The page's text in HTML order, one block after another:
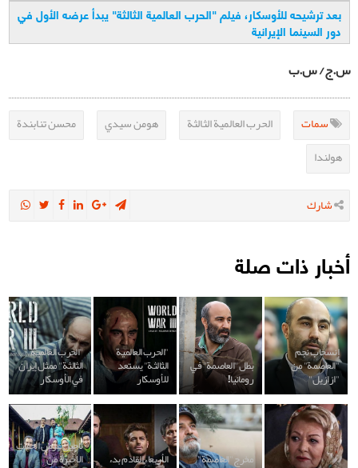
بعد ترشيحه للأوسكار، فيلم "الحرب العالمية الثالثة" يبدأ عرضه الأول في
دور السينما الإيرانية
س.ج/ س.ب
سمات الحرب العالمية الثالثة هومن سيدي
محسن تنابندة
هولندا
شارك
أخبار ذات صلة
إنسحاب نجم
"العاصمة" من
"ازازيل"
بطل "العاصمة" في
رومانيا!
"الحرب العالمية
الثالثة" يستعد
للأوسكار
"الحرب العالمية
الثالثة" ممثل إيران
في الأوسكار
مخرج "العاصمة" الأربعاء القادم بدء
تأجيل عرض الحقات
الاخيرة من